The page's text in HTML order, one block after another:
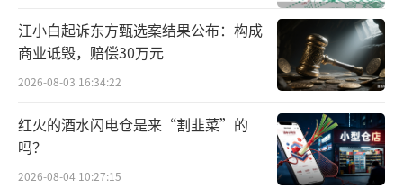
不过，被指南针重金纳入囊中的先锋基金
并无亮眼之处。资料显示，其成立于2016年，
同一年成立基金公司包括先锋基金在内合计有8
家。而这8家基金公司中，鹏扬基金规模已超过
1200亿元，中航基金、华泰保兴基金、汇安基
金、恒生前海基金、格林基金、南华基金的规
江小白起诉东方甄选案结果公布：构成
商业诋毁，赔偿30万元
2026-08-03 16:34:22
红火的酒水闪电仓是来“割韭菜”的
吗？
2026-08-04 10:27:15